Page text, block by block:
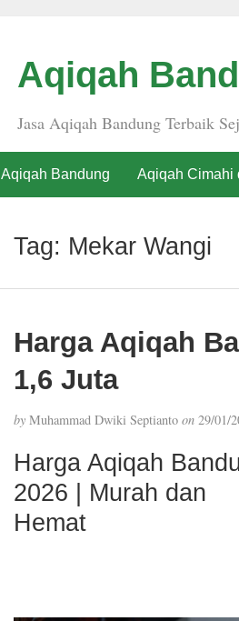
Aqiqah
Jasa Aqiqah Bandung Terbaik
Aqiqah Bandung Aqiqah Cimahi
Tag: Mekar Wangi
Harga Aqiqah
1,6 Juta
byMuhammad Dwiki Septianto on29/01/
Harga Aqiqah
2026 | Murah dan
Hemat